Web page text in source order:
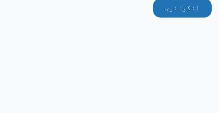
انکوائری